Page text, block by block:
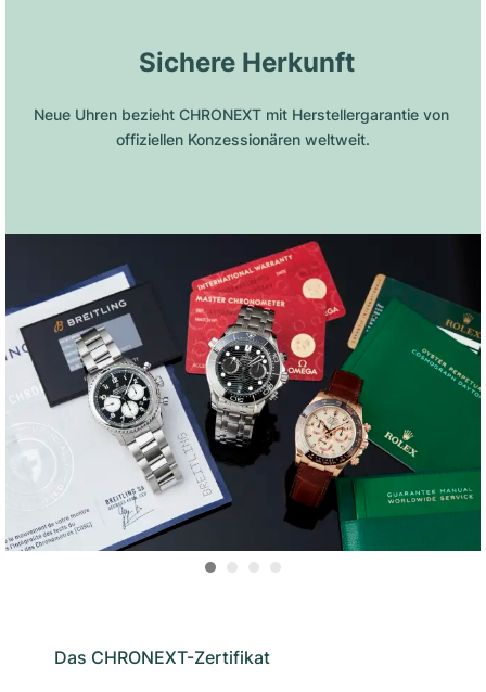
Sichere Herkunft
Neue Uhren bezieht CHRONEXT mit Herstellergarantie von
offiziellen Konzessionären weltweit.
Das CHRONEXT-Zertifikat